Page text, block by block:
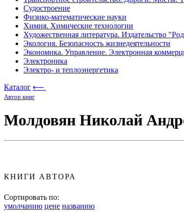
Судостроение
Физико-математические науки
Химия. Химические технологии
Художественная литература. Издательство
Экология. Безопасность жизнедеятельности
Экономика. Управление. Электронная
Электроника
Электро- и теплоэнергетика
Каталог ⟵
Автор книг
Молдовян Николай
КНИГИ АВТОРА
Сортировать по:
умолчанию цене названию